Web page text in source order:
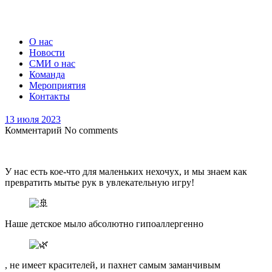
О нас
Новости
СМИ о нас
Команда
Мероприятия
Контакты
13 июля 2023
Комментарий No comments
У нас есть кое-что для маленьких нехочух, и мы знаем как
превратить мытье рук в увлекательную игру!
Наше детское мыло абсолютно гипоаллергенно
, не имеет красителей, и пахнет самым заманчивым